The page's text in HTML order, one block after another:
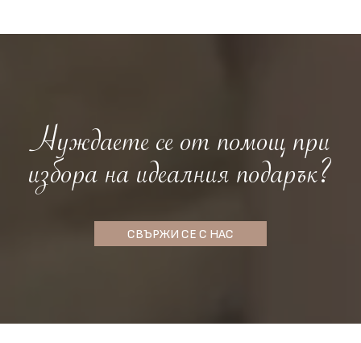
Нуждаете се от помощ при
избора на идеалния подарък?
СВЪРЖИ СЕ С НАС